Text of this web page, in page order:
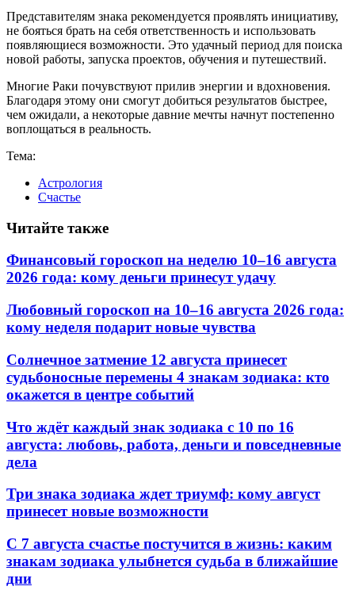
Представителям знака рекомендуется проявлять инициативу,
не бояться брать на себя ответственность и использовать
появляющиеся возможности. Это удачный период для поиска
новой работы, запуска проектов, обучения и путешествий.
Многие Раки почувствуют прилив энергии и вдохновения.
Благодаря этому они смогут добиться результатов быстрее,
чем ожидали, а некоторые давние мечты начнут постепенно
воплощаться в реальность.
Тема:
Астрология
Счастье
Читайте также
Финансовый гороскоп на неделю 10–16 августа
2026 года: кому деньги принесут удачу
Любовный гороскоп на 10–16 августа 2026 года:
кому неделя подарит новые чувства
Солнечное затмение 12 августа принесет
судьбоносные перемены 4 знакам зодиака: кто
окажется в центре событий
Что ждёт каждый знак зодиака с 10 по 16
августа: любовь, работа, деньги и повседневные
дела
Три знака зодиака ждет триумф: кому август
принесет новые возможности
С 7 августа счастье постучится в жизнь: каким
знакам зодиака улыбнется судьба в ближайшие
дни